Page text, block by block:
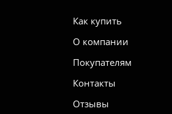
Как купить
О компании
Покупателям
Контакты
Отзывы